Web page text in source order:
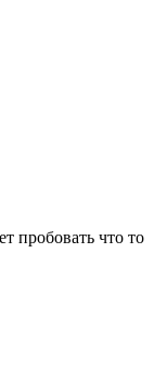
пробовать что то